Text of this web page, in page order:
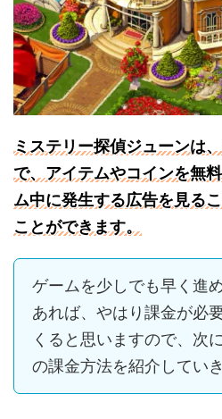
ミステリー探偵ジューンは
で、アイテムやコインを無
ム中に発生する広告を見る
ことができます。
ゲームを少しでも早く進
あれば、やはり課金が必
くると思いますので、次
の課金方法を紹介していき